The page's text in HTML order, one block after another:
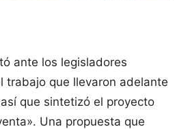
ante los legisladores
trabajo que llevaron adelante
que sintetizó el proyecto
Una propuesta que